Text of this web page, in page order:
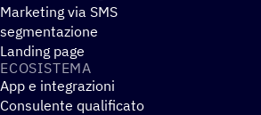
Marketing via SMS
segmentazione
Landing page
ECOSI­STEMA
App e integrazioni
Consulente qualificato